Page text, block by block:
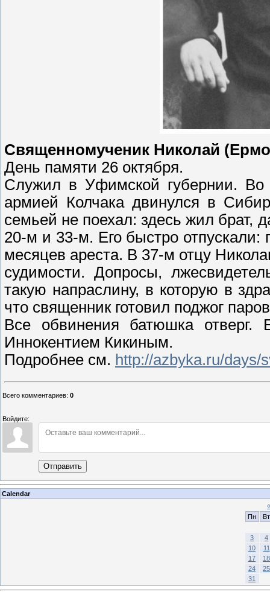
Священномученик Николай
День памяти 26 октября.
Служил в Уфимской губернии. Во
армией Колчака двинулся в
семьей не поехал: здесь жил брат,
20-м и 33-м. Его быстро отпускали:
месяцев ареста. В 37-м отцу
судимости. Допросы,
такую напраслину, в которую в
что священник готовил поджог
Все обвинения батюшка отверг.
Иннокентием Кикиным.
Подробнее см. http://azbyka.ru/days/
Всего комментариев: 0
Войдите:
Отправить
Calendar
«
Пн
Вт
3
4
10
11
17
18
24
25
31